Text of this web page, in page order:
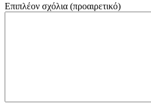
Επιπλέον σχόλια (προαιρετικό)